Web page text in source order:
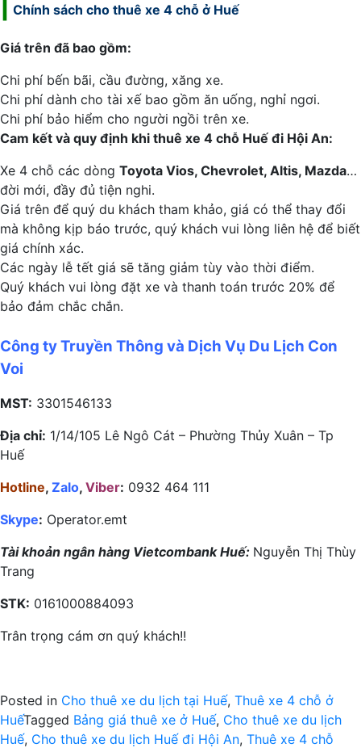
Chính sách cho thuê xe 4 chỗ ở Huế
Giá trên đã bao gồm:
Chi phí bến bãi, cầu đường, xăng xe.
Chi phí dành cho tài xế bao gồm ăn uống, nghỉ ngơi.
Chi phí bảo hiểm cho người ngồi trên xe.
Cam kết và quy định khi thuê xe 4 chỗ Huế đi Hội An:
Xe 4 chỗ các dòng Toyota Vios, Chevrolet, Altis, Mazda…
đời mới, đầy đủ tiện nghi.
Giá trên để quý du khách tham khảo, giá có thể thay đổi
mà không kịp báo trước, quý khách vui lòng liên hệ để biết
giá chính xác.
Các ngày lễ tết giá sẽ tăng giảm tùy vào thời điểm.
Quý khách vui lòng đặt xe và thanh toán trước 20% để
bảo đảm chắc chắn.
Công ty Truyền Thông và Dịch Vụ Du Lịch Con
Voi
MST: 3301546133
Địa chỉ: 1/14/105 Lê Ngô Cát – Phường Thủy Xuân – Tp
Huế
Hotline, Zalo, Viber: 0932 464 111
Skype: Operator.emt
Tài khoản ngân hàng Vietcombank Huế: Nguyễn Thị Thùy
Trang
STK: 0161000884093
Trân trọng cám ơn quý khách!!
Posted in Cho thuê xe du lịch tại Huế, Thuê xe 4 chỗ ở
HuếTagged Bảng giá thuê xe ở Huế, Cho thuê xe du lịch
Huế, Cho thuê xe du lịch Huế đi Hội An, Thuê xe 4 chỗ